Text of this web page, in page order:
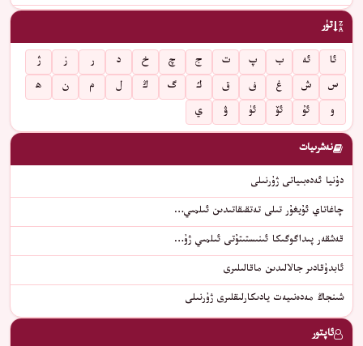
تۈر
ئا ئە ب پ ت ج چ خ د ر ز
ژ
س
ش غ ف ق ك گ ڭ ل م ن
ھ
و
ئۇ ئۆ ئۈ ۋ ي
نەشرىيات
دۇنيا ئەدەبىياتى ژۇرنىلى
چاغاتاي ئۇيغۇر تىلى تەتقىقاتىدىن ئىلمىي…
قەشقەر پىداگوگىكا ئىنىستىتۇتى ئىلمىي ژۇ…
ئابدۇقادىر جالالىدىن ماقالىلىرى
شىنجاڭ مەدەنىيەت يادىكارلىقلىرى ژۇرنىلى
ئاپتور